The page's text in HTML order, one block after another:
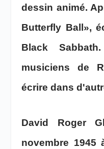
dessin animé.
Butterfly Ball»,
Black
musiciens de
écrire dans
David Roger
novembre 1945